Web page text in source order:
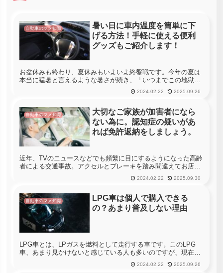
自動車のマメ知識
暑い日に車内温度を簡単に下
げる方法！手軽に使える便利
グッズもご紹介します！
お盆休みも終わり、夏休みもいよいよ終盤戦です。今年の夏は
本当に猛暑と言えるような暑さが続き、「いつまでこの地獄の
ような暑さが続くんだろう…」と戦々恐々としている人も多い
かもしれませんね。気象庁発表の1ヶ月予想では、９月中旬ま
2024.02.22 2025.09.26
自動車のマメ知識
大切なご家族が加害者になら
ない為に。認知症の疑いがあ
れば免許返納をしましょう。
近年、TVのニュースなどでも頻繁に目にするようになった高齢
者による交通事故。アクセルとブレーキを踏み間違えてお店に
突っ込んでしまう事や高速道路の逆走、登下校中の子供の列に
突っ込んでしまう等、毎日のように高齢者がらみの事故が報道
2024.02.22 2025.09.30
自動車のマメ知識
LPG車は個人で購入できる
の？あまり普及しない理由
LPG車とは、LPガスを燃料として走行する車です。このLPG
車、あまり見かけないと感じている人も多いのですが、現在日
本での普及台数は約26万台と言われています。確かに自家用乗
用車全体の6135万台超（2018年）を考えれば、ほとんど普及し
2024.02.22 2025.09.26